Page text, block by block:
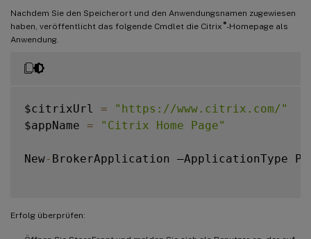
Nachdem Sie den Speicherort und den Anwendungsnamen zugewiesen
haben, veröffentlicht das folgende Cmdlet die Citrix ®-Homepage als
Anwendung.
$citrixUrl =
"https://www.citrix.com/"
$appName = "Citrix Home Page"
New- BrokerApplication –ApplicationType
Erfolg überprüfen: